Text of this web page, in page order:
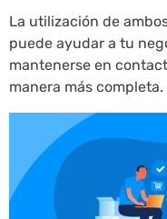
La utilización de
puede ayudar a tu
mantenerse en
manera más completa.